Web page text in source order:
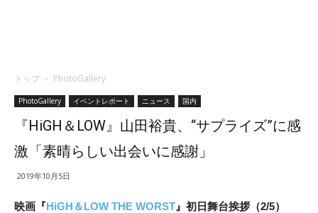
トップ PhotoGallery
PhotoGallery イベントレポート ニュース 国内
『HiGH＆LOW』山田裕貴、“サプライズ”に感
激「素晴らしい出会いに感謝」
2019年10月5日
映画 『HiGH＆LOW THE WORST 』初日舞台挨拶（2/5）